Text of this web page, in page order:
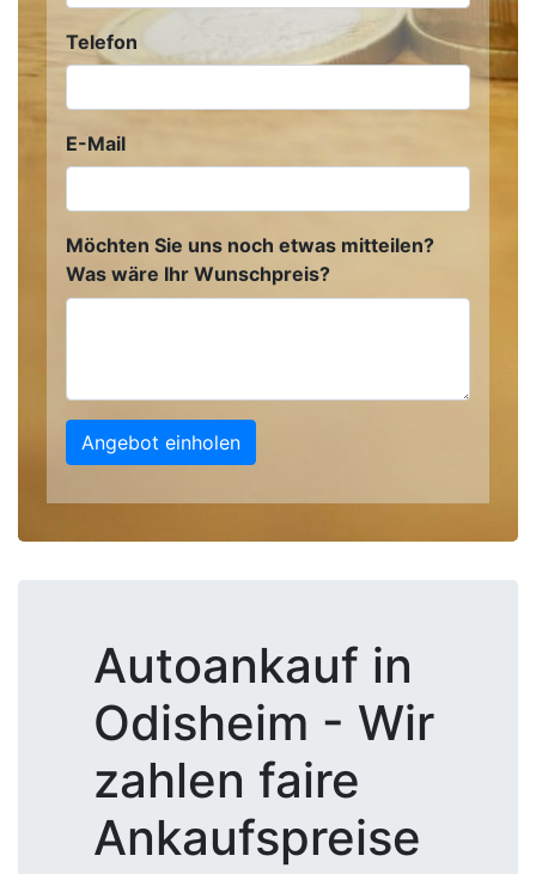
Telefon
E-Mail
Möchten Sie uns noch etwas mitteilen?
Was wäre Ihr Wunschpreis?
Angebot einholen
Autoankauf in
Odisheim - Wir
zahlen faire
Ankaufspreise